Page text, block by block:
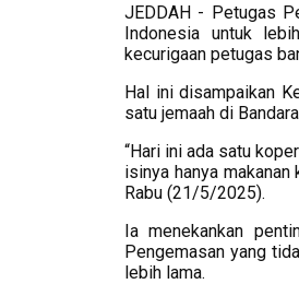
JEDDAH - Petugas
Indonesia untuk
kecurigaan petugas
Hal ini disampaikan
satu jemaah di
“Hari ini ada satu
isinya hanya
Rabu (21/5/2025).
Ia menekankan
Pengemasan yang
lebih lama.